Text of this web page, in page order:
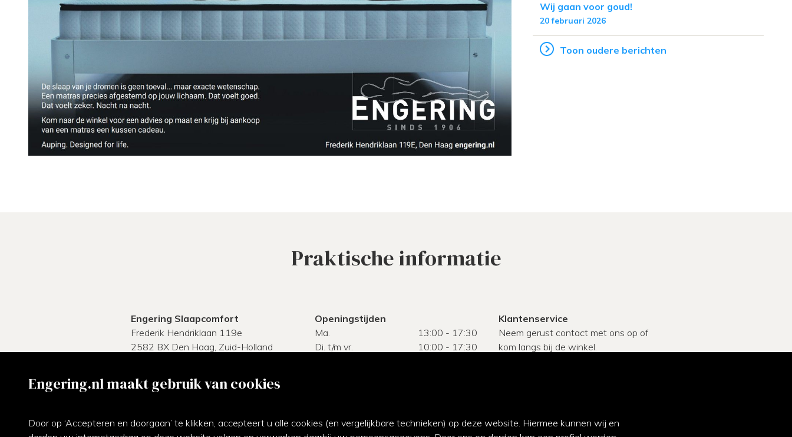
Wij gaan voor goud!
20 februari 2026
Toon oudere berichten
Praktische informatie
Engering Slaapcomfort
Frederik Hendriklaan 119e
2582 BX Den Haag, Zuid-Holland
Openingstijden
Ma.
13:00 - 17:30
Di. t/m vr.
10:00 - 17:30
Klantenservice
Neem gerust contact met ons op of
kom langs bij de winkel.
Engering.nl maakt gebruik van cookies
Door op ‘Accepteren en doorgaan’ te klikken, accepteert u alle cookies (en vergelijkbare technieken) op deze website. Hiermee kunnen wij en